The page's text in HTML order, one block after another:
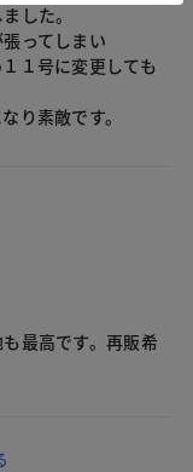
した。
ってしまい
１号に変更しても
り素敵です。
最高です。再販希